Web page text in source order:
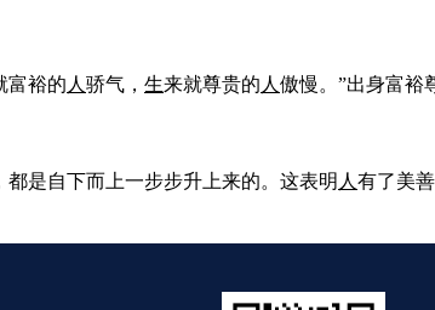
富裕的 人 骄气， 生来就尊贵的 人 傲慢。”出身富裕
都是自下而上一步步升上来的。这表明 人 有了美